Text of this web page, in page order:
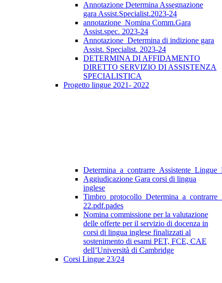
Annotazione Determina Assegnazione
gara Assist.Specialist.2023-24
annotazione_Nomina Comm.Gara
Assist.spec. 2023-24
Annotazione_Determina di indizione gara
Assist. Specialist. 2023-24
DETERMINA DI AFFIDAMENTO
DIRETTO SERVIZIO DI ASSISTENZA
SPECIALISTICA
Progetto lingue 2021- 2022
Aggiudicazione Gara corsi di lingua
inglese
22.pdf.pades
Nomina commissione per la valutazione
delle offerte per il servizio di docenza in
corsi di lingua inglese finalizzati al
sostenimento di esami PET, FCE, CAE
dell’Università di Cambridge
Corsi Lingue 23/24